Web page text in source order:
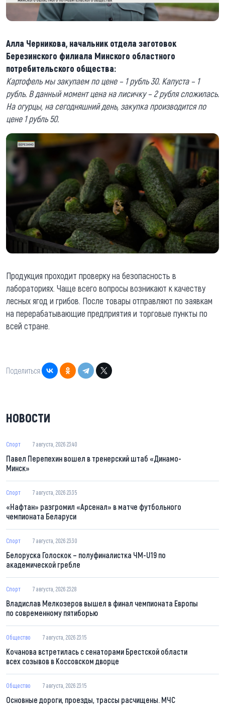
Алла Черникова, начальник отдела заготовок
Березинского филиала Минского областного
потребительского общества:
Картофель мы закупаем по цене – 1 рубль 30. Капуста – 1
рубль. В данный момент цена на лисичку – 2 рубля сложилась.
На огурцы, на сегодняшний день, закупка производится по
цене 1 рубль 50.
Продукция проходит проверку на безопасность в
лабораториях. Чаще всего вопросы возникают к качеству
лесных ягод и грибов. После товары отправляют по заявкам
на перерабатывающие предприятия и торговые пункты по
всей стране.
Поделиться:
НОВОСТИ
Спорт 7 августа, 2026 23:40
Павел Перепехин вошел в тренерский штаб «Динамо-
Минск»
Спорт 7 августа, 2026 23:35
«Нафтан» разгромил «Арсенал» в матче футбольного
чемпионата Беларуси
Спорт 7 августа, 2026 23:30
Белоруска Голоскок – полуфиналистка ЧМ-U19 по
академической гребле
Спорт 7 августа, 2026 23:28
Владислав Мелкозеров вышел в финал чемпионата Европы
по современному пятиборью
Общество 7 августа, 2026 23:15
Кочанова встретилась с сенаторами Брестской области
всех созывов в Коссовском дворце
Общество 7 августа, 2026 23:15
Основные дороги, проезды, трассы расчищены. МЧС